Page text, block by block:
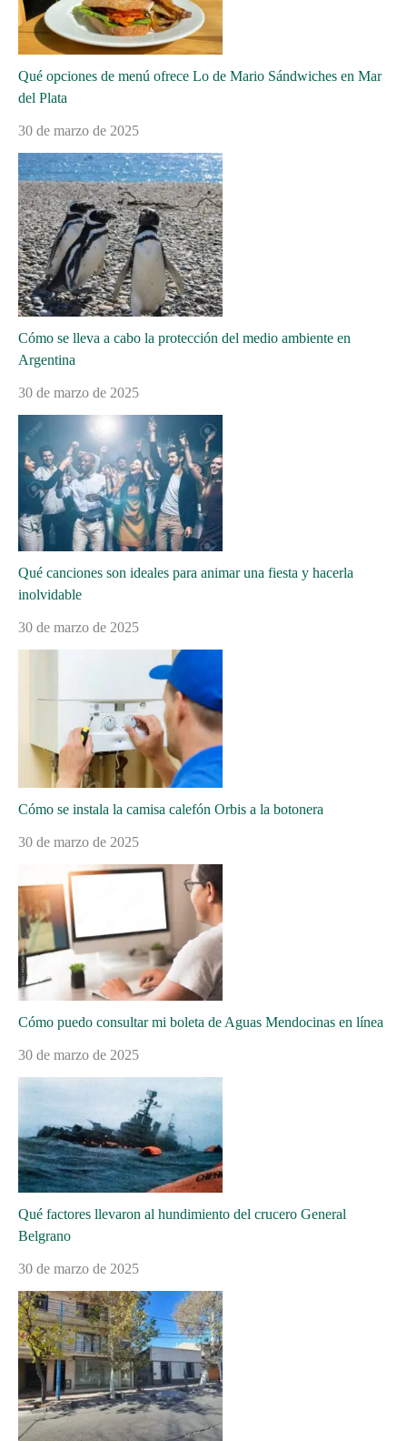
Qué opciones de menú ofrece Lo de Mario Sándwiches en Mar
del Plata
30 de marzo de 2025
Cómo se lleva a cabo la protección del medio ambiente en
Argentina
30 de marzo de 2025
Qué canciones son ideales para animar una fiesta y hacerla
inolvidable
30 de marzo de 2025
Cómo se instala la camisa calefón Orbis a la botonera
30 de marzo de 2025
Cómo puedo consultar mi boleta de Aguas Mendocinas en línea
30 de marzo de 2025
Qué factores llevaron al hundimiento del crucero General
Belgrano
30 de marzo de 2025